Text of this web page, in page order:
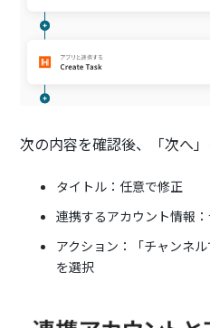
次の内容を確認後、「次へ
タイトル：任意で修正
連携するアカウント情報
アクション：「チャンネ
を選択